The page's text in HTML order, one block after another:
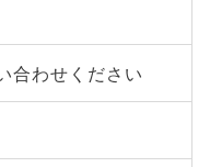
合わせください